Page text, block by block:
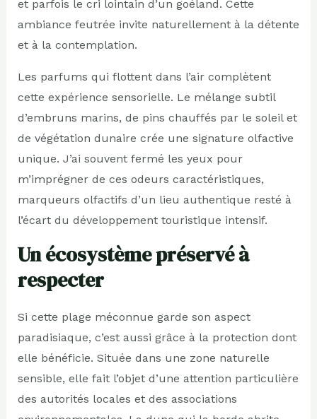
et parfois le cri lointain d’un goéland. Cette
ambiance feutrée invite naturellement à la détente
et à la contemplation.
Les parfums qui flottent dans l’air complètent
cette expérience sensorielle. Le mélange subtil
d’embruns marins, de pins chauffés par le soleil et
de végétation dunaire crée une signature olfactive
unique. J’ai souvent fermé les yeux pour
m’imprégner de ces odeurs caractéristiques,
marqueurs olfactifs d’un lieu authentique resté à
l’écart du développement touristique intensif.
Un écosystème préservé à
respecter
Si cette plage méconnue garde son aspect
paradisiaque, c’est aussi grâce à la protection dont
elle bénéficie. Située dans une zone naturelle
sensible, elle fait l’objet d’une attention particulière
des autorités locales et des associations